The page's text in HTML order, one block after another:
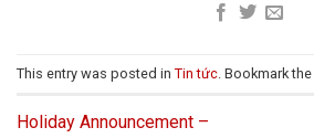
This entry was posted in Tin tức . Bookmark the
Holiday Announcement –